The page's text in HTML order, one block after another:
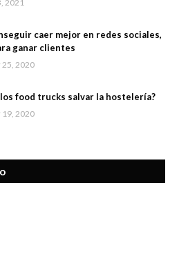
2021
caer mejor en redes sociales,
ganar clientes
25, 2020
los food trucks salvar la hostelería?
19, 2020